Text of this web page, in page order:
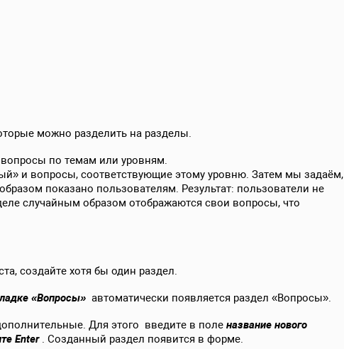
можно разделить на разделы.
по темам или уровням.
и вопросы, соответствующие этому уровню. Затем мы задаём,
показано пользователям. Результат: пользователи не
случайным образом отображаются свои вопросы, что
создайте хотя бы один раздел.
«Вопросы» автоматически появляется раздел «Вопросы».
Для этого введите в поле название нового
Enter. Созданный раздел появится в форме.